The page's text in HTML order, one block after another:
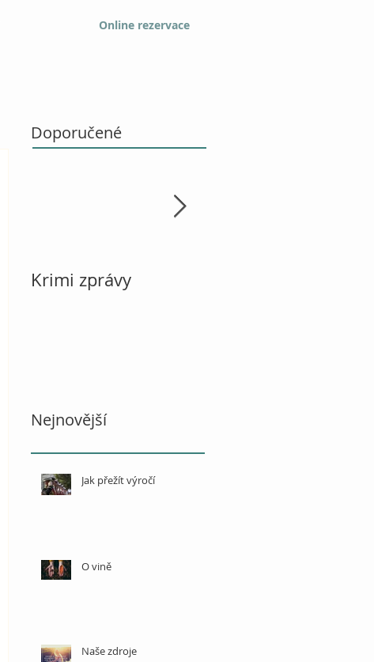
Online rezervace
Doporučené
Krimi zprávy
Nejnovější
Jak přežít výročí
O vině
Naše zdroje